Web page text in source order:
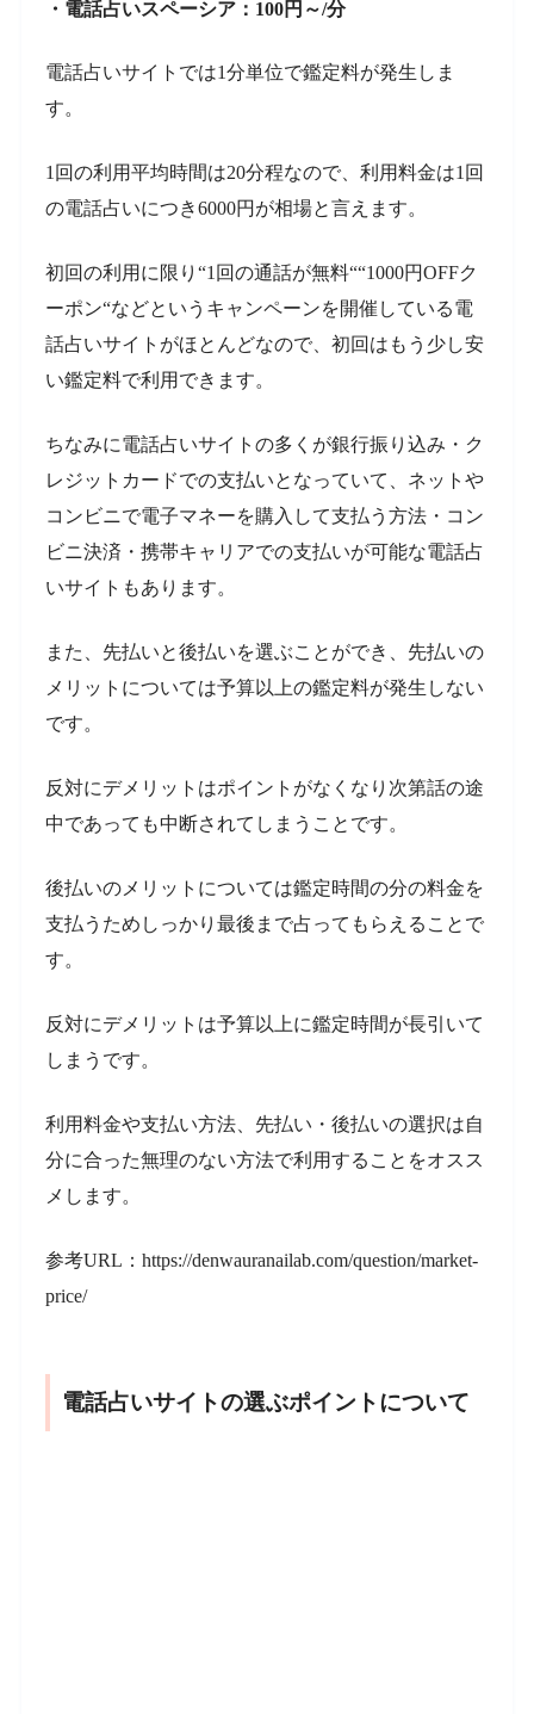
・電話占いスペーシア：100円～/分
電話占いサイトでは1分単位で鑑定料が発生しま
す。
1回の利用平均時間は20分程なので、利用料金は1回
の電話占いにつき6000円が相場と言えます。
初回の利用に限り“1回の通話が無料““1000円OFFク
ーポン“などというキャンペーンを開催している電
話占いサイトがほとんどなので、初回はもう少し安
い鑑定料で利用できます。
ちなみに電話占いサイトの多くが銀行振り込み・ク
レジットカードでの支払いとなっていて、ネットや
コンビニで電子マネーを購入して支払う方法・コン
ビニ決済・携帯キャリアでの支払いが可能な電話占
いサイトもあります。
また、先払いと後払いを選ぶことができ、先払いの
メリットについては予算以上の鑑定料が発生しない
です。
反対にデメリットはポイントがなくなり次第話の途
中であっても中断されてしまうことです。
後払いのメリットについては鑑定時間の分の料金を
支払うためしっかり最後まで占ってもらえることで
す。
反対にデメリットは予算以上に鑑定時間が長引いて
しまうです。
利用料金や支払い方法、先払い・後払いの選択は自
分に合った無理のない方法で利用することをオスス
メします。
参考URL：https://denwauranailab.com/question/market-
price/
電話占いサイトの選ぶポイントについて